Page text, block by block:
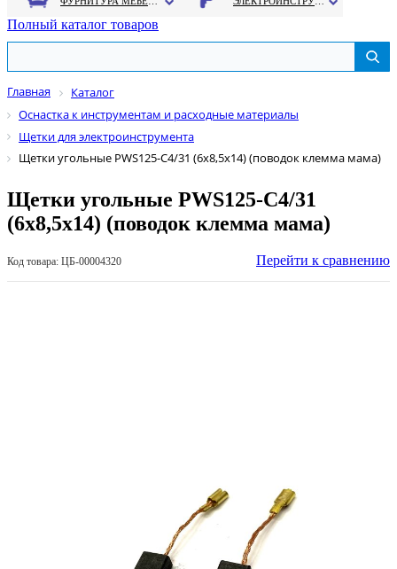
Полный каталог товаров
Главная
Каталог
Оснастка к инструментам и расходные материалы
Щетки для электроинструмента
Щетки угольные PWS125-C4/31 (6х8,5х14) (поводок клемма мама)
Щетки угольные PWS125-C4/31
(6х8,5х14) (поводок клемма мама)
Код товара: ЦБ-00004320 Перейти к сравнению